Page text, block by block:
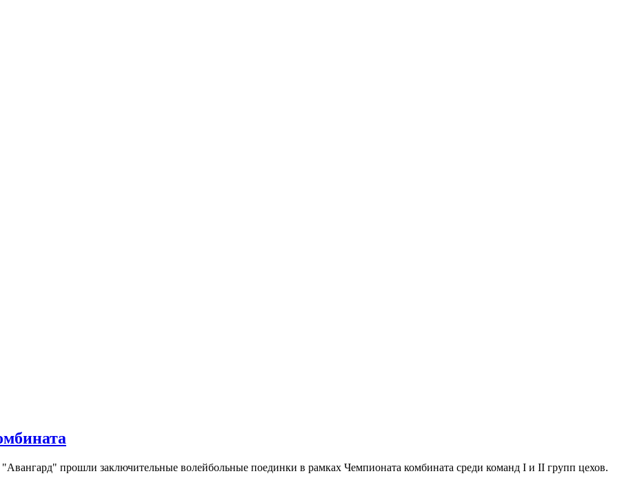
прошли заключительные волейбольные поединки в рамках Чемпионата комбината среди команд І и ІІ групп цехов.